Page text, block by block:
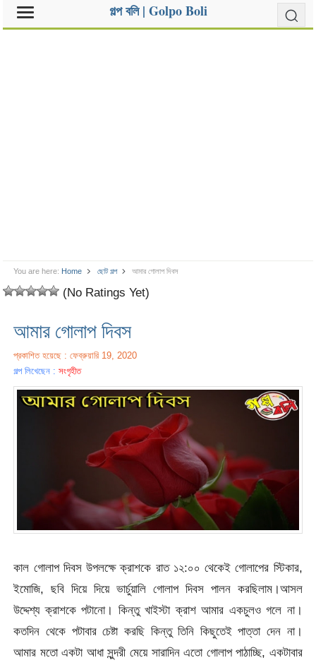
গল্প বলি | Golpo Boli
You are here: Home ছোট গল্প আমার গোলাপ দিবস
(No Ratings Yet)
আমার গোলাপ দিবস
প্রকাশিত হয়েছে : ফেব্রুয়ারি 19, 2020
গল্প লিখেছেন :সংগৃহীত
কাল গোলাপ দিবস উপলক্ষে ক্রাশকে রাত ১২:০০ থেকেই গোলাপের স্টিকার,
ইমোজি, ছবি দিয়ে দিয়ে ভার্চুয়ালি গোলাপ দিবস পালন করছিলাম।আসল
উদ্দেশ্য ক্রাশকে পটানো। কিন্তু খাইস্টা ক্রাশ আমার একচুলও গলে না।
কতদিন থেকে পটাবার চেষ্টা করছি কিন্তু তিনি কিছুতেই পাত্তা দেন না।
আমার মতো একটা আধা সুন্দরী মেয়ে সারাদিন এতো গোলাপ পাঠাচ্ছি, একটাবার